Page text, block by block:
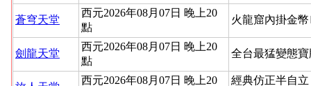
蒼穹天堂
西元2026年08月07日 晚上20
點
火龍窟內掛金
劍龍天堂
西元2026年08月07日 晚上20
點
全台最猛變態寶
西元2026年08月07日 晚上20
經典仿正半自